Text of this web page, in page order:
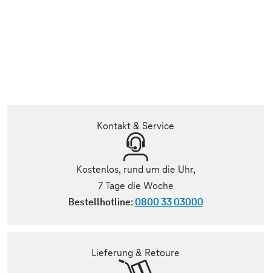
Kontakt & Service
Kostenlos, rund um die Uhr,
7 Tage die Woche
Bestellhotline:0800 33 03000
Lieferung & Retoure